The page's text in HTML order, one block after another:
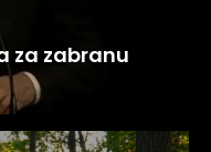
za zabranu